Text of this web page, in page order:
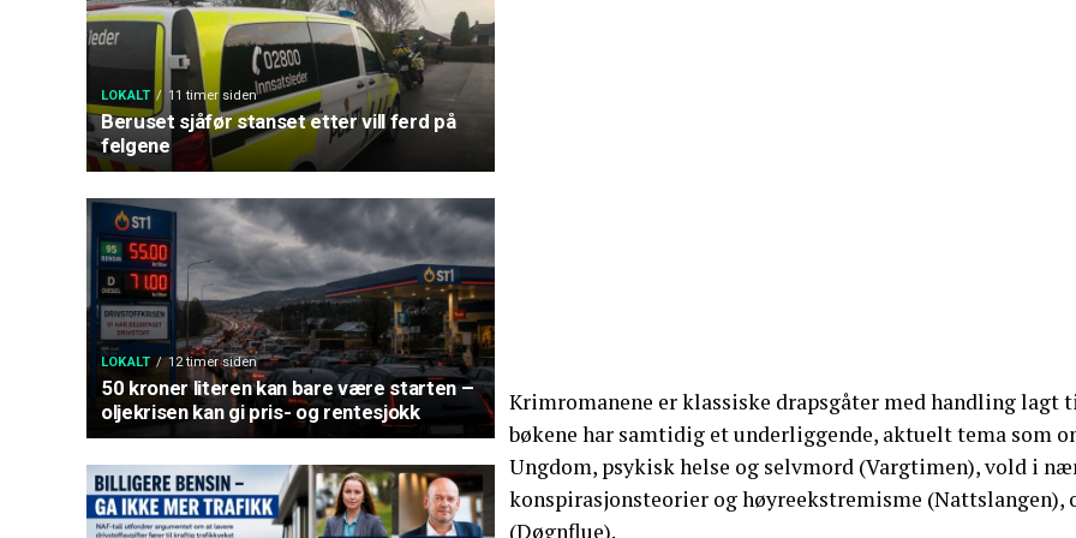
LOKALT 11 timer siden
Beruset sjåfør stanset etter vill ferd på
felgene
LOKALT 12 timer siden
50 kroner literen kan bare være starten –
oljekrisen kan gi pris- og rentesjokk
Krimromanene er klassiske drapsgåter med handling lagt
bøkene har samtidig et underliggende, aktuelt tema som
Ungdom, psykisk helse og selvmord (Vargtimen), vold i
konspirasjonsteorier og høyreekstremisme
(Døgnflue).